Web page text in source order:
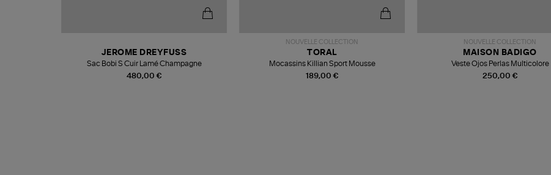
480,00 €
JEROME DREYFUSS
Sac Bobi S Cuir Lamé Champagne
NOUVELLE COLLECTION
189,00 €
TORAL
Mocassins Killian Sport Mousse
NOUVELLE COLLECTION
250,00 €
MAISON BADIGO
Veste Ojos Perlas Multicolore